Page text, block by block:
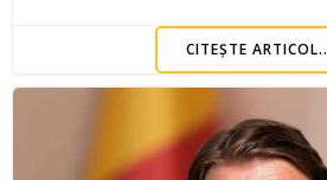
CITEȘTE ARTICOL..